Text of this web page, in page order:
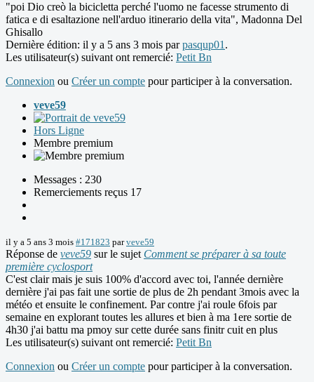
"poi Dio creò la bicicletta perché l'uomo ne facesse strumento di
fatica e di esaltazione nell'arduo itinerario della vita", Madonna Del
Ghisallo
Dernière édition: il y a 5 ans 3 mois parpasqup01 .
Les utilisateur(s) suivant ont remercié: Petit Bn
Connexion ou Créer un compte pour participer à la conversation.
veve59
Hors Ligne
Membre premium
Messages : 230
Remerciements reçus 17
il y a 5 ans 3 mois #171823 parveve59
Réponse de veve59 sur le sujet Comment se préparer à sa toute
première cyclosport
C'est clair mais je suis 100% d'accord avec toi, l'année dernière
dernière j'ai pas fait une sortie de plus de 2h pendant 3mois avec la
météo et ensuite le confinement. Par contre j'ai roule 6fois par
semaine en explorant toutes les allures et bien à ma 1ere sortie de
4h30 j'ai battu ma pmoy sur cette durée sans finitr cuit en plus
Les utilisateur(s) suivant ont remercié: Petit Bn
Connexion ou Créer un compte pour participer à la conversation.